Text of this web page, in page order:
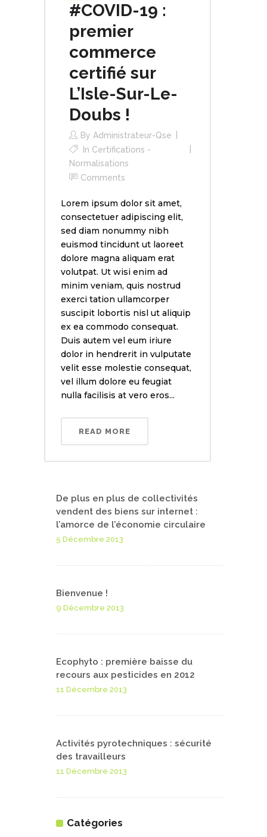
#COVID-19 :
premier
commerce
certifié sur
L’Isle-Sur-Le-
Doubs !
By Administrateur-Qse
In Certifications -
Normalisations
Comments
Lorem ipsum dolor sit amet,
consectetuer adipiscing elit,
sed diam nonummy nibh
euismod tincidunt ut laoreet
dolore magna aliquam erat
volutpat. Ut wisi enim ad
minim veniam, quis nostrud
exerci tation ullamcorper
suscipit lobortis nisl ut aliquip
ex ea commodo consequat.
Duis autem vel eum iriure
dolor in hendrerit in vulputate
velit esse molestie consequat,
vel illum dolore eu feugiat
nulla facilisis at vero eros...
READ MORE
De plus en plus de collectivités
vendent des biens sur internet :
l’amorce de l’économie circulaire
5 Décembre 2013
Bienvenue !
9 Décembre 2013
Ecophyto : première baisse du
recours aux pesticides en 2012
11 Décembre 2013
Activités pyrotechniques : sécurité
des travailleurs
11 Décembre 2013
Catégories